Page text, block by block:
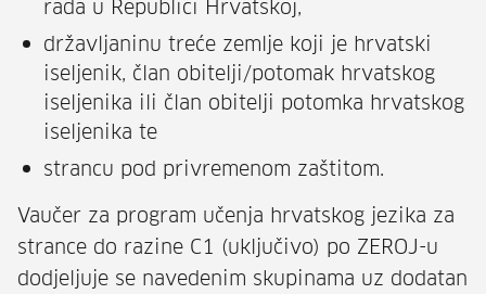
rada u Republici Hrvatskoj,
državljaninu treće zemlje koji je hrvatski
iseljenik, član obitelji/potomak hrvatskog
iseljenika ili član obitelji potomka hrvatskog
iseljenika te
strancu pod privremenom zaštitom.
Vaučer za program učenja hrvatskog jezika za
strance do razine C1 (uključivo) po ZEROJ-u
dodjeljuje se navedenim skupinama uz dodatan